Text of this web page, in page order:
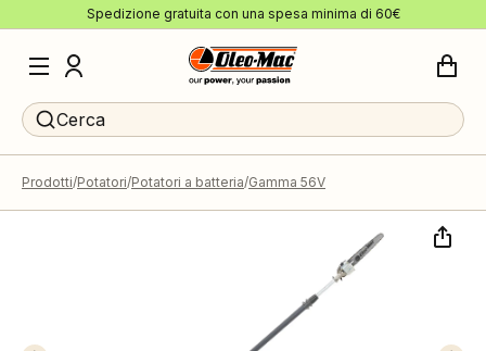
Spedizione gratuita con una spesa minima di 60€
Cerca
Prodotti Potatori Potatori a batteria Gamma 56V